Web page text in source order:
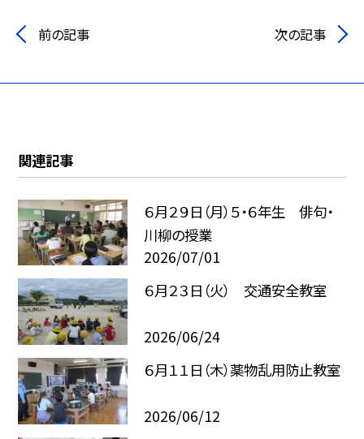
前の記事 次の記事
関連記事
６月２９日（月）５・６年生 俳句・
川柳の授業
2026/07/01
６月２３日（火） 交通安全教室
2026/06/24
６月１１日（木）薬物乱用防止教室
2026/06/12